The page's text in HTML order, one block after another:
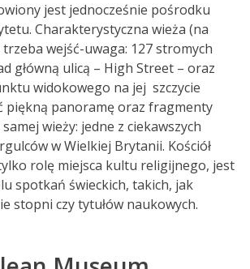
jest jednocześnie pośrodku
Charakterystyczna wieża (na
wejść-uwaga: 127 stromych
główną ulicą – High Street – oraz
widokowego na jej szczycie
piękną panoramę oraz fragmenty
wieży: jedne z ciekawszych
w Wielkiej Brytanii. Kościół
tylko rolę miejsca kultu religijnego, jest
spotkań świeckich, takich, jak
stopni czy tytułów naukowych.